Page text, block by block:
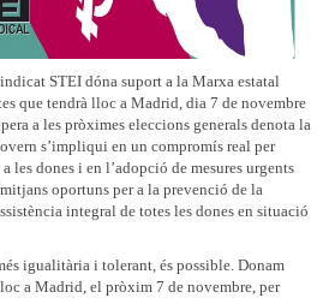
STEI dóna suport a la Marxa estatal
que tendrà lloc a Madrid, dia 7 de novembre
a les pròximes eleccions generals denota la
s’impliqui en un compromís real per
dones i en l’adopció de mesures urgents
oportuns per a la prevenció de la
integral de totes les dones en situació
igualitària i tolerant, és possible. Donam
a Madrid, el pròxim 7 de novembre, per